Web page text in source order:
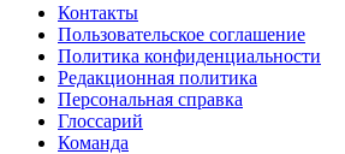
Контакты
Пользовательское соглашение
Политика конфиденциальности
Редакционная политика
Персональная справка
Глоссарий
Команда